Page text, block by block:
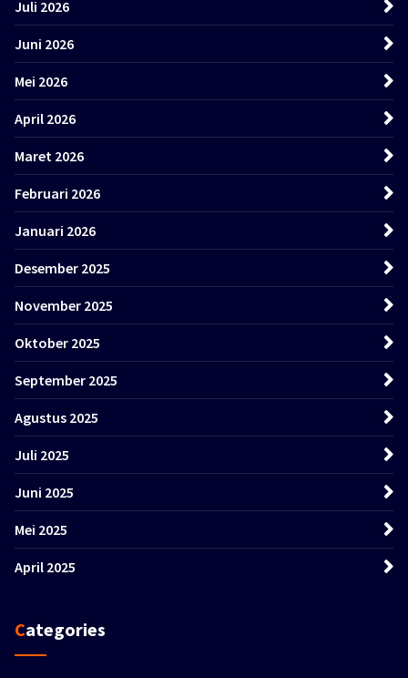
Juli 2026
Juni 2026
Mei 2026
April 2026
Maret 2026
Februari 2026
Januari 2026
Desember 2025
November 2025
Oktober 2025
September 2025
Agustus 2025
Juli 2025
Juni 2025
Mei 2025
April 2025
Categories